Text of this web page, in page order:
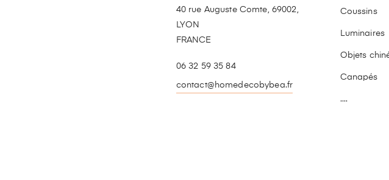
40 rue Auguste Comte, 69002,
LYON
FRANCE
06 32 59 35 84
contact@homedecobybea.fr
Coussins
Luminaires
Objets
Canapés
....